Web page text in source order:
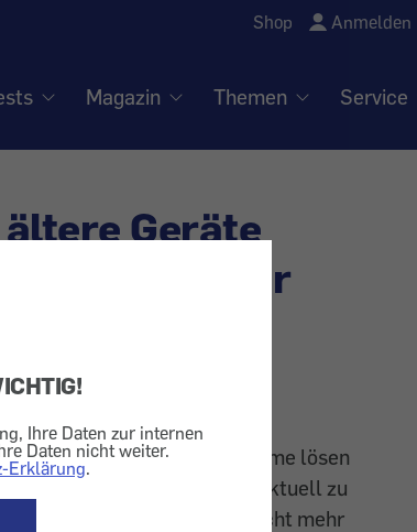
Ihre Daten zur internen
Daten nicht weiter.
Erklärung.
Shop Anmelden
Magazin Themen Service
Geräte
Treiber mehr
Umwege vermeiden, Probleme lösen
Das Betriebssystem aktuell zu
Peripheriegeräte dann nicht mehr